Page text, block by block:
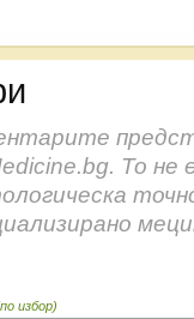
То не
избор)